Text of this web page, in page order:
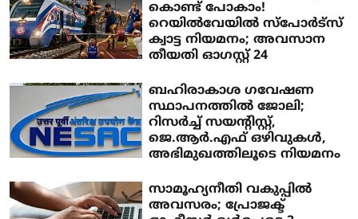
കൊണ്ട് പോകാം!
റെയിൽവേയിൽ സ്പോർട്സ്
ക്വാട്ട നിയമനം; അവസാന
തീയതി ഓഗസ്റ്റ് 24
ബഹിരാകാശ ഗവേഷണ
സ്ഥാപനത്തിൽ ജോലി;
റിസർച്ച് സയന്റിസ്റ്റ്,
ജെ.ആർ.എഫ് ഒഴിവുകൾ,
അഭിമുഖത്തിലൂടെ നിയമനം
സാമൂഹ്യനീതി വകുപ്പിൽ
അവസരം; പ്രോജക്ട്